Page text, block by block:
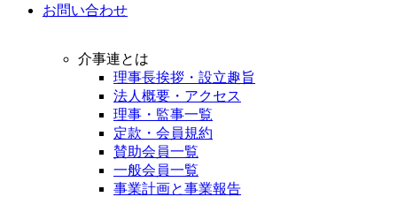
お問い合わせ
介事連とは
理事長挨拶・設立趣旨
法人概要・アクセス
理事・監事一覧
定款・会員規約
賛助会員一覧
一般会員一覧
事業計画と事業報告